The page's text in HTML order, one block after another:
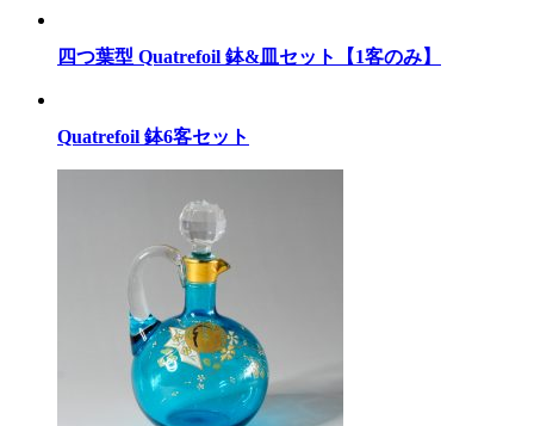
四つ葉型 Quatrefoil 鉢&皿セット【1客のみ】
Quatrefoil 鉢6客セット